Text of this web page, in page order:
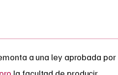
a una ley aprobada por